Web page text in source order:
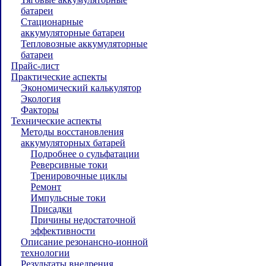
батареи
Стационарные
аккумуляторные батареи
Тепловозные аккумуляторные
батареи
Прайс-лист
Практические аспекты
Экономический калькулятор
Экология
Факторы
Технические аспекты
Методы восстановления
аккумуляторных батарей
Подробнее о сульфатации
Реверсивные токи
Тренировочные циклы
Ремонт
Импульсные токи
Присадки
Причины недостаточной
эффективности
Описание резонансно-ионной
технологии
Результаты внедрения